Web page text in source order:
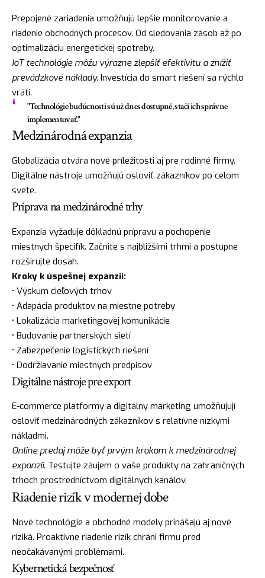
Prepojené zariadenia umožňujú lepšie monitorovanie a
riadenie obchodných procesov. Od sledovania zásob až po
optimalizáciu energetickej spotreby.
IoT technológie môžu výrazne zlepšiť efektivitu a znížiť
prevádzkové náklady. Investícia do smart riešení sa rýchlo
vráti.
"Technológie budúcnosti sú už dnes dostupné, stačí ich správne
implementovať."
Medzinárodná expanzia
Globalizácia otvára nové príležitosti aj pre rodinné firmy.
Digitálne nástroje umožňujú osloviť zákazníkov po celom
svete.
Príprava na medzinárodné trhy
Expanzia vyžaduje dôkladnú prípravu a pochopenie
miestnych špecifík. Začnite s najbližšími trhmi a postupne
rozširujte dosah.
Kroky k úspešnej expanzii:
• Výskum cieľových trhov
• Adapácia produktov na miestne potreby
• Lokalizácia marketingovej komunikácie
• Budovanie partnerských sietí
• Zabezpečenie logistických riešení
• Dodržiavanie miestnych predpisov
Digitálne nástroje pre export
E-commerce platformy a digitálny marketing umožňujují
osloviť medzinárodných zákazníkov s relatívne nízkymi
nákladmi.
Online predaj môže byť prvým krokom k medzinárodnej
expanzii. Testujte záujem o vaše produkty na zahraničných
trhoch prostredníctvom digitálnych kanálov.
Riadenie rizík v modernej dobe
Nové technológie a obchodné modely prinášajú aj nové
riziká. Proaktívne riadenie rizík chráni firmu pred
neočakávanými problémami.
Kybernetická bezpečnosť